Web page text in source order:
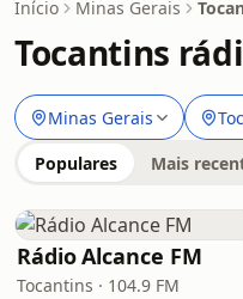
Início Minas Gerais
Tocantins
Minas Gerais
Populares Mais
Rádio Alcance FM
Tocantins · 104.9 FM